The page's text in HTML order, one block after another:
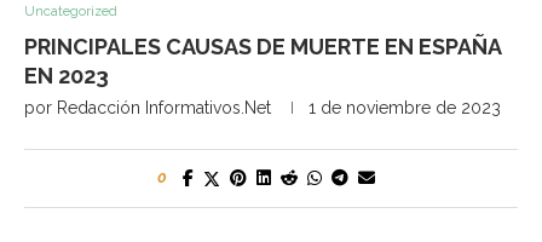
Uncategorized
PRINCIPALES CAUSAS DE MUERTE EN ESPAÑA
EN 2023
por Redacción Informativos.Net 1 de noviembre de 2023
0